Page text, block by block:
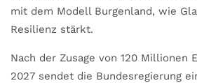
mit dem Modell Burgenland, wie
Resilienz stärkt.
Nach der Zusage von 120 Millionen
2027 sendet die Bundesregierung